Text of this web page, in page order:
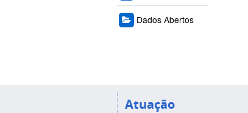
Dados Abertos
Atuação